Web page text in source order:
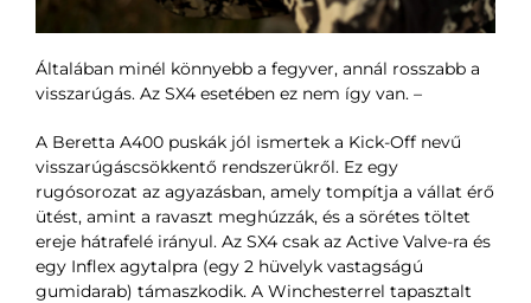
Általában minél könnyebb a fegyver, annál rosszabb a
visszarúgás. Az SX4 esetében ez nem így van. –
A Beretta A400 puskák jól ismertek a Kick-Off nevű
visszarúgáscsökkentő rendszerükről. Ez egy
rugósorozat az agyazásban, amely tompítja a vállat érő
ütést, amint a ravaszt meghúzzák, és a sörétes töltet
ereje hátrafelé irányul. Az SX4 csak az Active Valve-ra és
egy Inflex agytalpra (egy 2 hüvelyk vastagságú
gumidarab) támaszkodik. A Winchesterrel tapasztalt